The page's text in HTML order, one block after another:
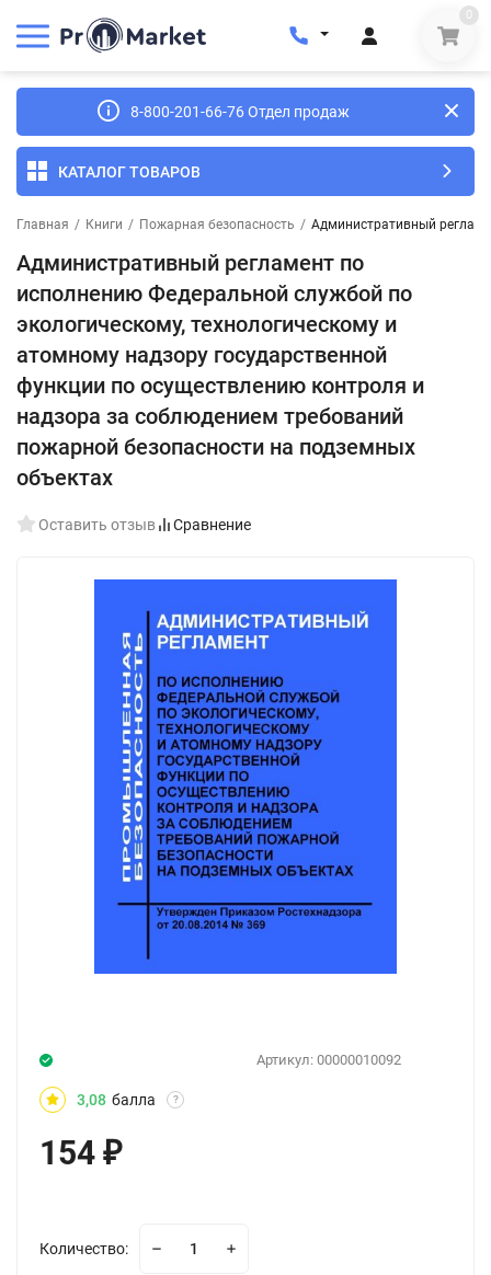
0
8-800-201-66-76 Отдел продаж
КАТАЛОГ ТОВАРОВ
Главная / Книги / Пожарная безопасность / Административный
Административный регламент по
исполнению Федеральной службой по
экологическому, технологическому и
атомному надзору государственной
функции по осуществлению контроля и
надзора за соблюдением требований
пожарной безопасности на подземных
объектах
Оставить отзыв Сравнение
Артикул: 00000010092
3,08 балла ?
154 ₽
Количество: